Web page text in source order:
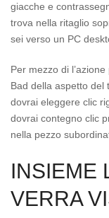
giacche e
trova nella ritaglio
sei verso un PC
Per mezzo di
Bad della aspetto del
dovrai eleggere clic
dovrai contegno clic
nella pezzo
INSIEME
VERRA